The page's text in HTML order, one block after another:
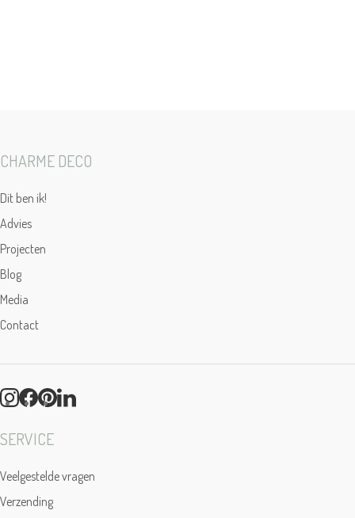
CHARME DECO
Dit ben ik!
Advies
Projecten
Blog
Media
Contact
SERVICE
Veelgestelde vragen
Verzending